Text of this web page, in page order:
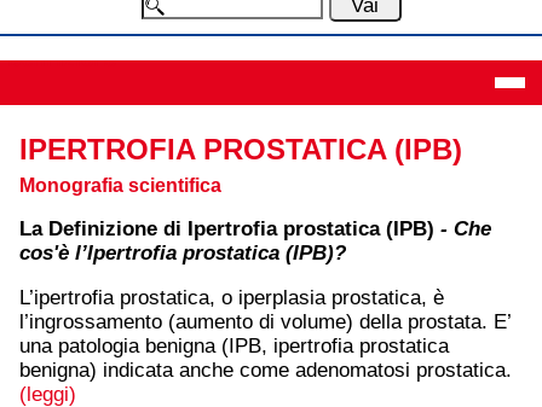
Definizione
IPERTROFIA PROSTATICA (IPB)
Monografia scientifica
La Definizione di Ipertrofia prostatica (IPB) - Che
cos'è l’Ipertrofia prostatica (IPB)?
L’ipertrofia prostatica, o iperplasia prostatica, è
l’ingrossamento (aumento di volume) della prostata. E’
una patologia benigna (IPB, ipertrofia prostatica
benigna) indicata anche come adenomatosi prostatica.
(leggi)